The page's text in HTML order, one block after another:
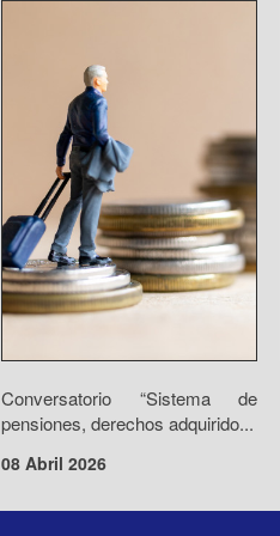
Conversatorio “Sistema de
pensiones, derechos adquirido...
08 Abril 2026